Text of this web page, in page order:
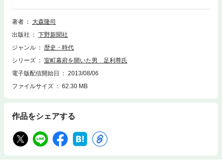
政を正すために挙兵し、公家たちの反動政権にも反抗した足利尊氏。彼に
はどのような生活があったのか。武家の棟梁としてよりも、子として、夫
として、父として、また兄として彼はいかに生きたか。鎌倉幕府を倒すま
著者
大森隆司
出版社
下野新聞社
ジャンル
歴史・時代
シリーズ
室町幕府を開いた男 足利尊氏
電子版配信開始日
2013/08/06
ファイルサイズ
62.30 MB
作品をシェアする